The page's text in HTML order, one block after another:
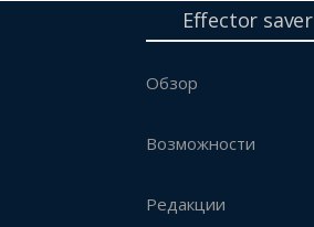
Effector saver
Обзор
Возможности
Редакции